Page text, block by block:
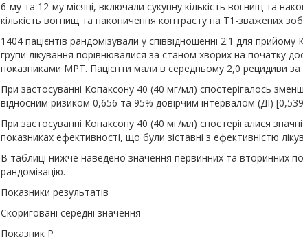
6-му та 12-му місяці, включали сукупну кількість вогнищ та
кількість вогнищ та накопичення контрасту на Т1-зважених
1404 пацієнтів рандомізували у співвідношенні 2:1 для
групи лікування порівнювалися за станом хворих на початку
показниками МРТ. Пацієнти мали в середньому 2,0 рецидиви за
При застосуванні Копаксону 40 (40 мг/мл) спостерігалось
відносним ризиком 0,656 та 95% довірчим інтервалом (ДІ)
При застосуванні Копаксону 40 (40 мг/мл) спостерігалися
показниках ефективності, що були зіставні з ефективністю
В таблиці нижче наведено значення первинних та вторинних
рандомізацію.
Показники результатів
Скориговані середні значення
Показник P